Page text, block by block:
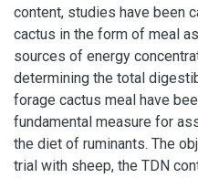
content, studies have been
cactus in the form of meal
sources of energy
determining the total
forage cactus meal have
fundamental measure for
the diet of ruminants. The
trial with sheep, the TDN